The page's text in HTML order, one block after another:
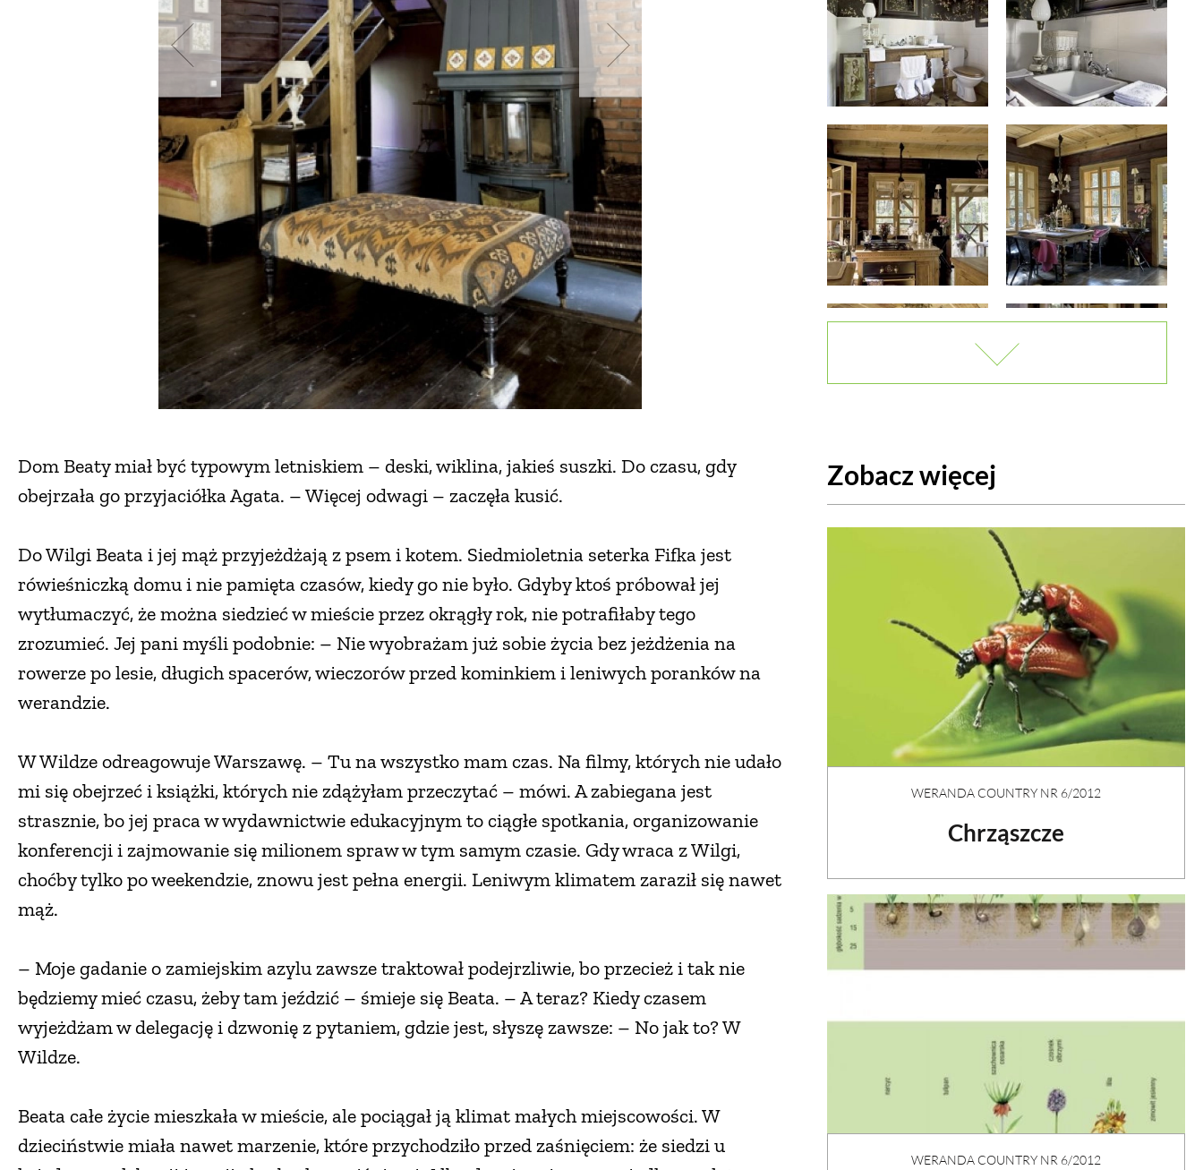
Dom Beaty miał być typowym letniskiem – deski, wiklina, jakieś suszki. Do czasu, gdy
obejrzała go przyjaciółka Agata. – Więcej odwagi – zaczęła kusić.
Do Wilgi Beata i jej mąż przyjeżdżają z psem i kotem. Siedmioletnia seterka Fifka jest
rówieśniczką domu i nie pamięta czasów, kiedy go nie było. Gdyby ktoś próbował jej
wytłumaczyć, że można siedzieć w mieście przez okrągły rok, nie potrafiłaby tego
zrozumieć. Jej pani myśli podobnie: – Nie wyobrażam już sobie życia bez jeżdżenia na
rowerze po lesie, długich spacerów, wieczorów przed kominkiem i leniwych poranków na
werandzie.
W Wildze odreagowuje Warszawę. – Tu na wszystko mam czas. Na filmy, których nie udało
mi się obejrzeć i książki, których nie zdążyłam przeczytać – mówi. A zabiegana jest
strasznie, bo jej praca w wydawnictwie edukacyjnym to ciągłe spotkania, organizowanie
konferencji i zajmowanie się milionem spraw w tym samym czasie. Gdy wraca z Wilgi,
choćby tylko po weekendzie, znowu jest pełna energii. Leniwym klimatem zaraził się nawet
mąż.
– Moje gadanie o zamiejskim azylu zawsze traktował podejrzliwie, bo przecież i tak nie
będziemy mieć czasu, żeby tam jeździć – śmieje się Beata. – A teraz? Kiedy czasem
wyjeżdżam w delegację i dzwonię z pytaniem, gdzie jest, słyszę zawsze: – No jak to? W
Wildze.
Beata całe życie mieszkała w mieście, ale pociągał ją klimat małych miejscowości. W
dzieciństwie miała nawet marzenie, które przychodziło przed zaśnięciem: że siedzi u
Zobacz więcej
WERANDA COUNTRY NR 6/2012
Chrząszcze
WERANDA COUNTRY NR 6/2012